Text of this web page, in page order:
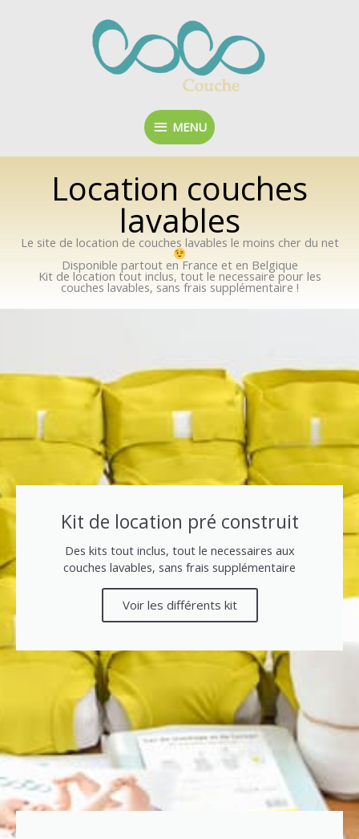
MENU
MENU
Location couches
lavables
Le site de location de couches lavables le moins cher du net
Disponible partout en France et en Belgique
Kit de location tout inclus, tout le necessaire pour les
couches lavables, sans frais supplémentaire !
Kit de location pré construit
Des kits tout inclus, tout le necessaires aux
couches lavables, sans frais supplémentaire
Voir les différents kit